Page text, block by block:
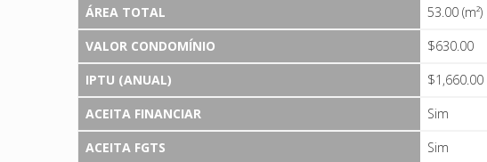
ÁREA TOTAL
53.00 (m²)
VALOR CONDOMÍNIO
$630.00
IPTU (ANUAL)
$1,660.00
ACEITA FINANCIAR
Sim
ACEITA FGTS
Sim